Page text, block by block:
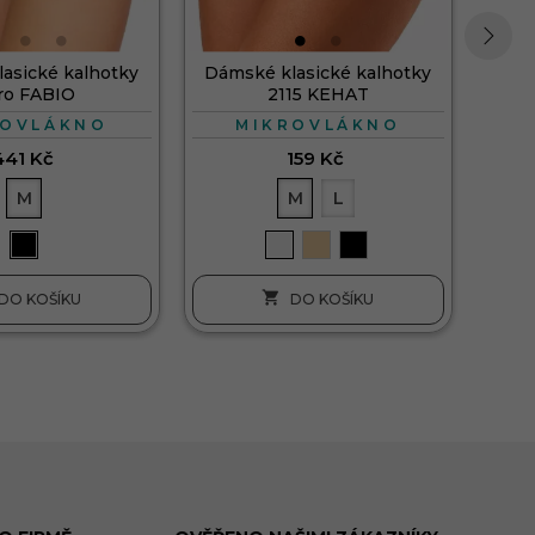
kalhotky
FABIO
Kč
M
DO KOŠÍKU
Dámské klasické kalhotky
2115 KEHAT
MIKROVLÁKNO
159 Kč
M L
 DO KOŠÍKU